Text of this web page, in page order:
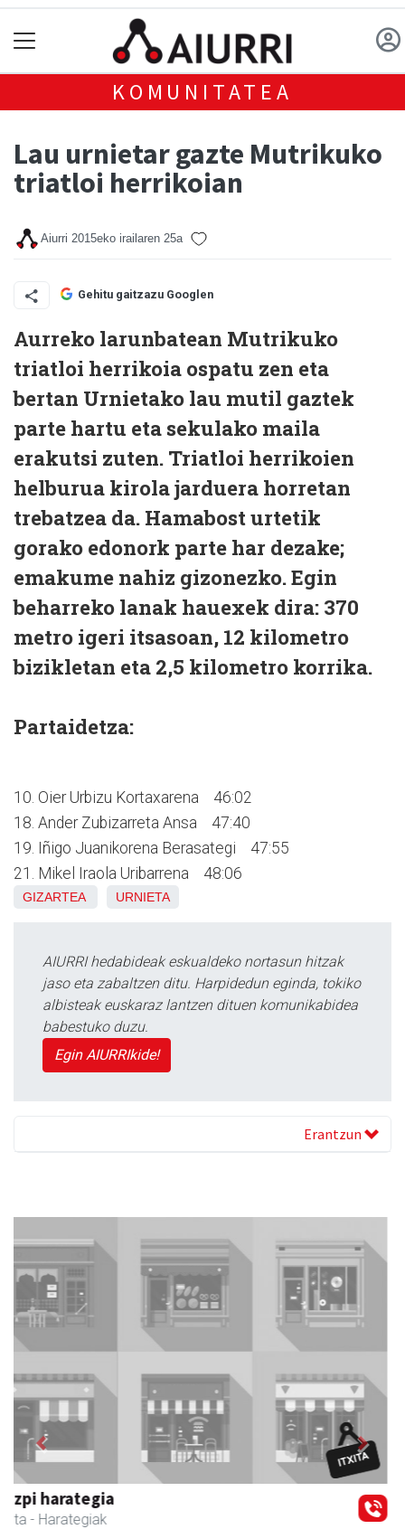
KOMUNITATEA
Lau urnietar gazte Mutrikuko
triatloi herrikoian
Aiurri 2015eko irailaren 25a
Gehitu gaitzazu Googlen
Aurreko larunbatean Mutrikuko
triatloi herrikoia ospatu zen eta
bertan Urnietako lau mutil gaztek
parte hartu eta sekulako maila
erakutsi zuten. Triatloi herrikoien
helburua kirola jarduera horretan
trebatzea da. Hamabost urtetik
gorako edonork parte har dezake;
emakume nahiz gizonezko. Egin
beharreko lanak hauexek dira: 370
metro igeri itsasoan, 12 kilometro
bizikletan eta 2,5 kilometro korrika.
Partaidetza:
10. Oier Urbizu Kortaxarena 46:02
18. Ander Zubizarreta Ansa 47:40
19. Iñigo Juanikorena Berasategi 47:55
21. Mikel Iraola Uribarrena 48:06
GIZARTEA URNIETA
AIURRI hedabideak eskualdeko nortasun hitzak
jaso eta zabaltzen ditu. Harpidedun eginda, tokiko
albisteak euskaraz lantzen dituen komunikabidea
babestuko duzu.
Egin AIURRIkide!
Erantzun
CESA Formazio Zentroa
Urnieta - Ikasketak
Previous Next